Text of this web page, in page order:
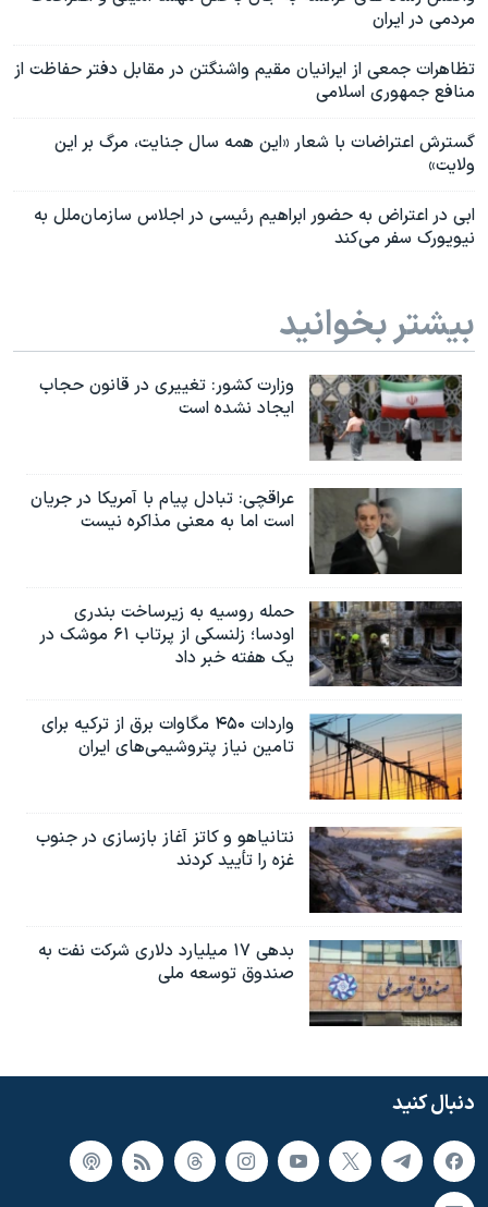
مردمی در ایران
تظاهرات جمعی از ایرانیان مقیم واشنگتن در مقابل دفتر حفاظت از
منافع جمهوری اسلامی
گسترش اعتراضات با شعار «این همه سال جنایت، مرگ بر این
ولایت»
ابی در اعتراض به حضور ابراهیم رئیسی در اجلاس سازمان‌ملل به
نیویورک سفر می‌کند
بیشتر بخوانید
وزارت کشور: تغییری در قانون حجاب
ایجاد نشده است
عراقچی: تبادل پیام با آمریکا در جریان
است اما به معنی مذاکره نیست
حمله روسیه به زیرساخت بندری
اودسا؛ زلنسکی از پرتاب ۶۱ موشک در
یک هفته خبر داد
واردات ۴۵۰ مگاوات برق از ترکیه برای
تامین نیاز پتروشیمی‌های ایران
نتانیاهو و کاتز آغاز بازسازی در جنوب
غزه را تأیید کردند
بدهی ۱۷ میلیارد دلاری شرکت نفت به
صندوق توسعه ملی
دنبال کنید